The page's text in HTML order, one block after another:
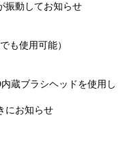
振動してお知らせ
も使用可能）
蔵ブラシヘッドを使用し
にお知らせ